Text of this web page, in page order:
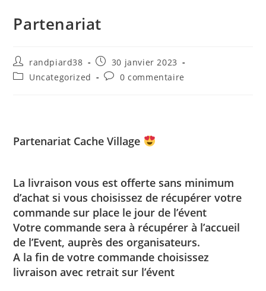
Partenariat
randpiard38
30 janvier 2023
Uncategorized
0 commentaire
Partenariat Cache Village
La livraison vous est offerte sans minimum
d’achat si vous choisissez de récupérer votre
commande sur place le jour de l’évent
Votre commande sera à récupérer à l’accueil
de l’Event, auprès des organisateurs.
A la fin de votre commande choisissez
livraison avec retrait sur l’évent